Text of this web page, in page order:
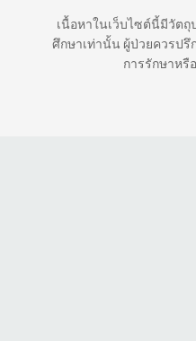
เนื้อหาในเว็บไซต์นี้มีวัต
ศึกษาเท่านั้น ผู้ป่วยควรป
การรักษาหรื